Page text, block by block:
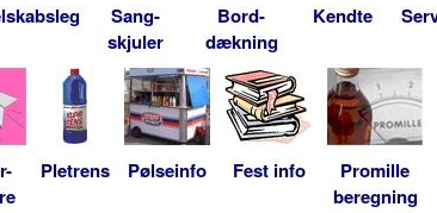
Sang-
skjuler
Bord-
dækning
Kendte
Pletrens Pølseinfo Fest info
Promille
beregning